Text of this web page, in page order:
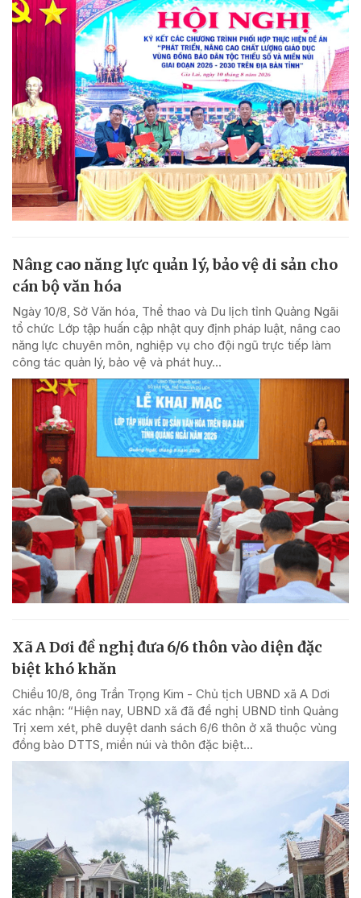
Nâng cao năng lực quản lý, bảo vệ di sản cho
cán bộ văn hóa
Ngày 10/8, Sở Văn hóa, Thể thao và Du lịch tỉnh Quảng Ngãi
tổ chức Lớp tập huấn cập nhật quy định pháp luật, nâng cao
năng lực chuyên môn, nghiệp vụ cho đội ngũ trực tiếp làm
công tác quản lý, bảo vệ và phát huy...
Xã A Dơi đề nghị đưa 6/6 thôn vào diện đặc
biệt khó khăn
Chiều 10/8, ông Trần Trọng Kim - Chủ tịch UBND xã A Dơi
xác nhận: “Hiện nay, UBND xã đã đề nghị UBND tỉnh Quảng
Trị xem xét, phê duyệt danh sách 6/6 thôn ở xã thuộc vùng
đồng bào DTTS, miền núi và thôn đặc biệt...